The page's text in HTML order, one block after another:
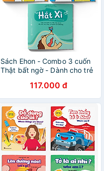
Sách Ehon - Combo 3 cuốn
Thật bất ngờ - Dành cho trẻ
117.000 đ